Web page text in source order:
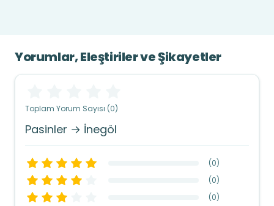
Yorumlar, Eleştiriler ve Şikayetler
Toplam Yorum Sayısı (0)
Pasinler → İnegöl
(0)
(0)
(0)